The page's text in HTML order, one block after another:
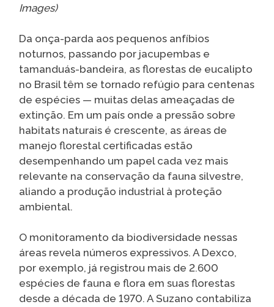
Images)
Da onça-parda aos pequenos anfíbios
noturnos, passando por jacupembas e
tamanduás-bandeira, as florestas de eucalipto
no Brasil têm se tornado refúgio para centenas
de espécies — muitas delas ameaçadas de
extinção. Em um país onde a pressão sobre
habitats naturais é crescente, as áreas de
manejo florestal certificadas estão
desempenhando um papel cada vez mais
relevante na conservação da fauna silvestre,
aliando a produção industrial à proteção
ambiental.
O monitoramento da biodiversidade nessas
áreas revela números expressivos. A Dexco,
por exemplo, já registrou mais de 2.600
espécies de fauna e flora em suas florestas
desde a década de 1970. A Suzano contabiliza